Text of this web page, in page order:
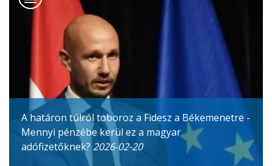
A határon túlról toboroz a Fidesz a Békemenetre -
Mennyi pénzébe kerül ez a magyar
adófizetőknek? 2026-02-20